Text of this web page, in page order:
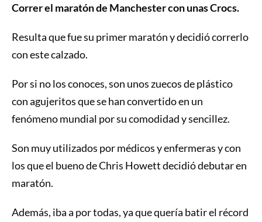
Correr el maratón de Manchester con unas Crocs.
Resulta que fue su primer maratón y decidió correrlo
con este calzado.
Por si no los conoces, son unos zuecos de plástico
con agujeritos que se han convertido en un
fenómeno mundial por su comodidad y sencillez.
Son muy utilizados por médicos y enfermeras y con
los que el bueno de Chris Howett decidió debutar en
maratón.
Además, iba a por todas, ya que quería batir el récord